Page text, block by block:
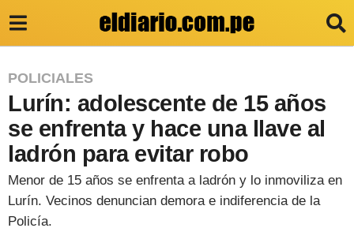
3
a
ñ
o
s
d
e
POLICIALES
Lurín: adolescente de 15 años
se enfrenta y hace una llave al
ladrón para evitar robo
Menor de 15 años se enfrenta a ladrón y lo inmoviliza en
Lurín. Vecinos denuncian demora e indiferencia de la
Policía.